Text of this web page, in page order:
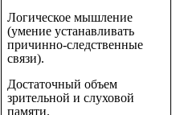
Логическое мышление
(умение устанавливать
причинно-следственные
связи).
Достаточный объем
зрительной и слуховой
памяти.